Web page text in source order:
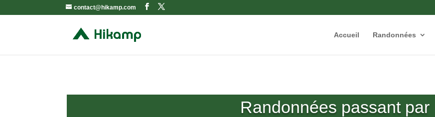
contact@hikamp.com
Accueil Randonnées
Randonnées passant par